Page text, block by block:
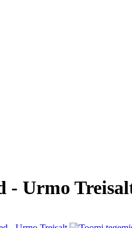
- Urmo